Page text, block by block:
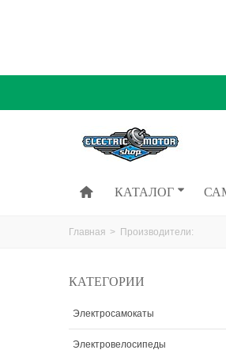
КАТАЛОГ
Главная > Производители:
КАТЕГОРИИ
Электросамокаты
Электровелосипеды